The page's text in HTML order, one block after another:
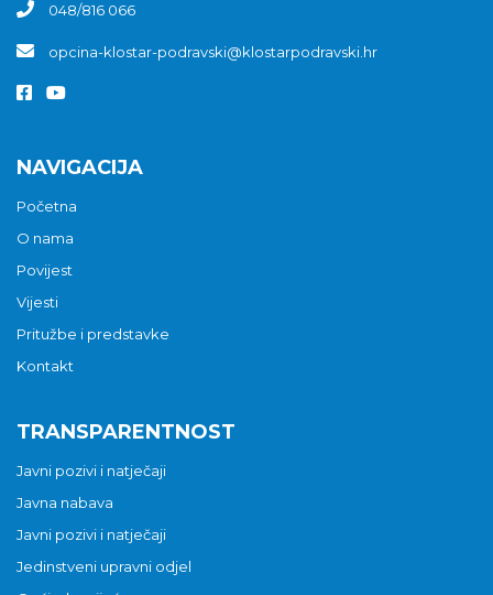
048/816 066
opcina-klostar-podravski@klostarpodravski.hr
NAVIGACIJA
Početna
O nama
Povijest
Vijesti
Pritužbe i predstavke
Kontakt
TRANSPARENTNOST
Javni pozivi i natječaji
Javna nabava
Javni pozivi i natječaji
Jedinstveni upravni odjel